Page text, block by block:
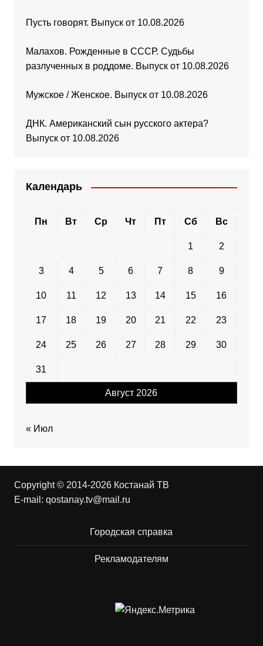
Пусть говорят. Выпуск от 10.08.2026
Малахов. Рожденные в СССР. Судьбы
разлученных в роддоме. Выпуск от 10.08.2026
Мужское / Женское. Выпуск от 10.08.2026
ДНК. Американский сын русского актера?
Выпуск от 10.08.2026
Календарь
Август 2026
Пн Вт Ср Чт Пт Сб Вс
1 2
3 4 5 6 7 8 9
10 11 12 13 14 15 16
17 18 19 20 21 22 23
24 25 26 27 28 29 30
31
« Июл
Copyright © 2014-2026 Костанай ТВ
E-mail: qostanay.tv@mail.ru
Городская справка
Рекламодателям